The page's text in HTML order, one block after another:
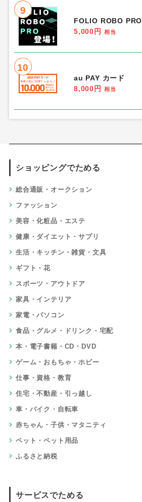
9
FOLIO ROBO PRO
5,000円
相当
10
au PAY カード
8,000円
相当
ショッピングでためる
総合通販・オークション
ファッション
美容・化粧品・エステ
健康・ダイエット・サプリ
生活・キッチン・雑貨・文具
ギフト・花
スポーツ・アウトドア
家具・インテリア
家電・パソコン
食品・グルメ・ドリンク・宅配
本・電子書籍・CD・DVD
ゲーム・おもちゃ・ホビー
仕事・資格・教育
住宅・不動産・引っ越し
車・バイク・自転車
赤ちゃん・子供・マタニティ
ペット・ペット用品
ふるさと納税
サービスでためる